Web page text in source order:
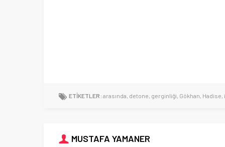
ETİKETLER: arasında, detone, gerginliği, Gökhan, Hadise,
MUSTAFA YAMANER